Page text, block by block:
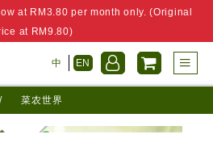
at RM3.80 per month only. (Original
at RM9.80)
中 EN
/ 菜农世界